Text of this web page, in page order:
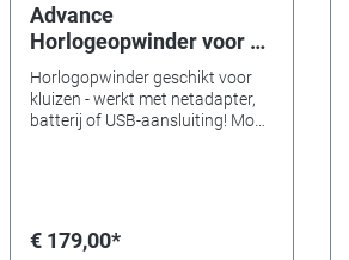
Advance
Horlogeopwinder voor 2
horloges, zwart
Horlogopwinder geschikt voor
kluizen - werkt met netadapter,
batterij of USB-aansluiting! Mooi
vooral met handige uitrusting: de
€ 179,00*